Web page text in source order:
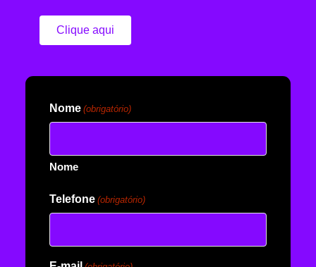
Clique aqui
Nome (obrigatório)
Nome
Telefone (obrigatório)